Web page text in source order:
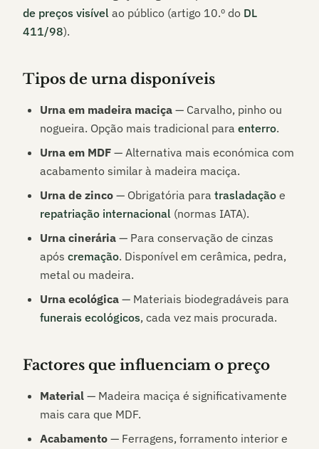
de preços visível ao público (artigo 10.º do DL
411/98).
Tipos de urna disponíveis
Urna em madeira maciça — Carvalho, pinho ou
nogueira. Opção mais tradicional para enterro.
Urna em MDF — Alternativa mais económica com
acabamento similar à madeira maciça.
Urna de zinco — Obrigatória para trasladação e
repatriação internacional (normas IATA).
Urna cinerária — Para conservação de cinzas
após cremação. Disponível em cerâmica, pedra,
metal ou madeira.
Urna ecológica — Materiais biodegradáveis para
funerais ecológicos, cada vez mais procurada.
Factores que influenciam o preço
Material — Madeira maciça é significativamente
mais cara que MDF.
Acabamento — Ferragens, forramento interior e